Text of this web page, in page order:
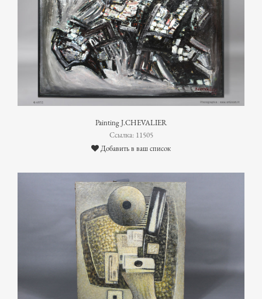
Painting J.CHEVALIER
Ссылка: 11505
Добавить в ваш список